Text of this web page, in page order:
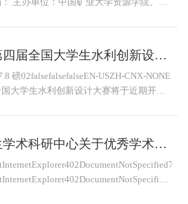
关于第四届全国大学生水利创新设计大赛备赛通知
磅02falsefalsefalseEN-USZH-CNX-NONE
大学生水利创新设计大赛将于近期开
大学生学术科研中心关于优秀学术型班级共建活动的通知